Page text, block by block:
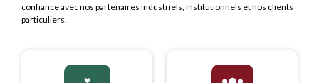
confiance avec nos partenaires industriels, institutionnels et nos clients
particuliers.